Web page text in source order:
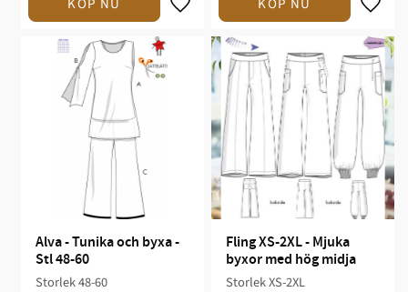
Alva - Tunika och byxa -
Stl 48-60
Storlek 48-60​
Fling XS-2XL - Mjuka
byxor med hög midja
Storlek XS-2XL